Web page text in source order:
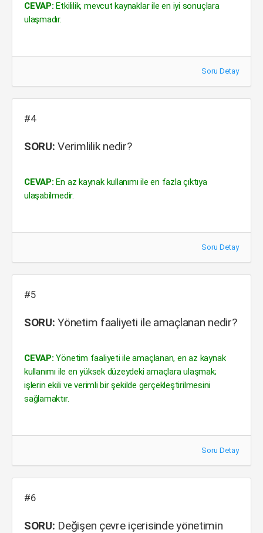
CEVAP: Etkililik, mevcut kaynaklar ile en iyi sonuçlara
ulaşmadır.
Soru Detay
#4
SORU: Verimlilik nedir?
CEVAP: En az kaynak kullanımı ile en fazla çıktıya
ulaşabilmedir.
Soru Detay
#5
SORU: Yönetim faaliyeti ile amaçlanan nedir?
CEVAP: Yönetim faaliyeti ile amaçlanan, en az kaynak
kullanımı ile en yüksek düzeydeki amaçlara ulaşmak;
işlerin ekili ve verimli bir şekilde gerçekleştirilmesini
sağlamaktır.
Soru Detay
#6
SORU: Değişen çevre içerisinde yönetimin